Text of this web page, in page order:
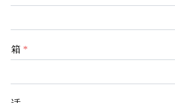
邮箱 *